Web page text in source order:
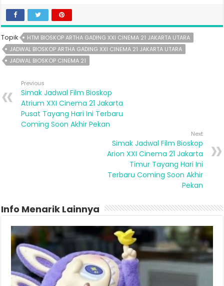
Topik
HTM BIOSKOP ARTHA GADING XXI CINEMA 21 JAKARTA UTARA
JADWAL BIOSKOP ARTHA GADING XXI CINEMA 21 JAKARTA UTARA
JADWAL BIOSKOP CINEMA 21
Previous
Simak Jadwal Film Bioskop
Atrium XXI Cinema 21 Jakarta
Pusat Tayang Hari Ini Terbaru
Coming Soon Akhir Pekan
Next
Simak Jadwal Film Bioskop
Arion XXI Cinema 21 Jakarta
Timur Tayang Hari Ini
Terbaru Coming Soon Akhir
Pekan
Info Menarik Lainnya